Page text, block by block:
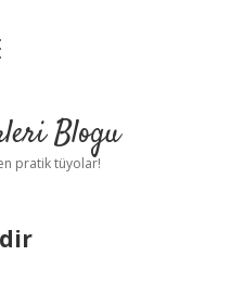
Blogu
pratik tüyolar!